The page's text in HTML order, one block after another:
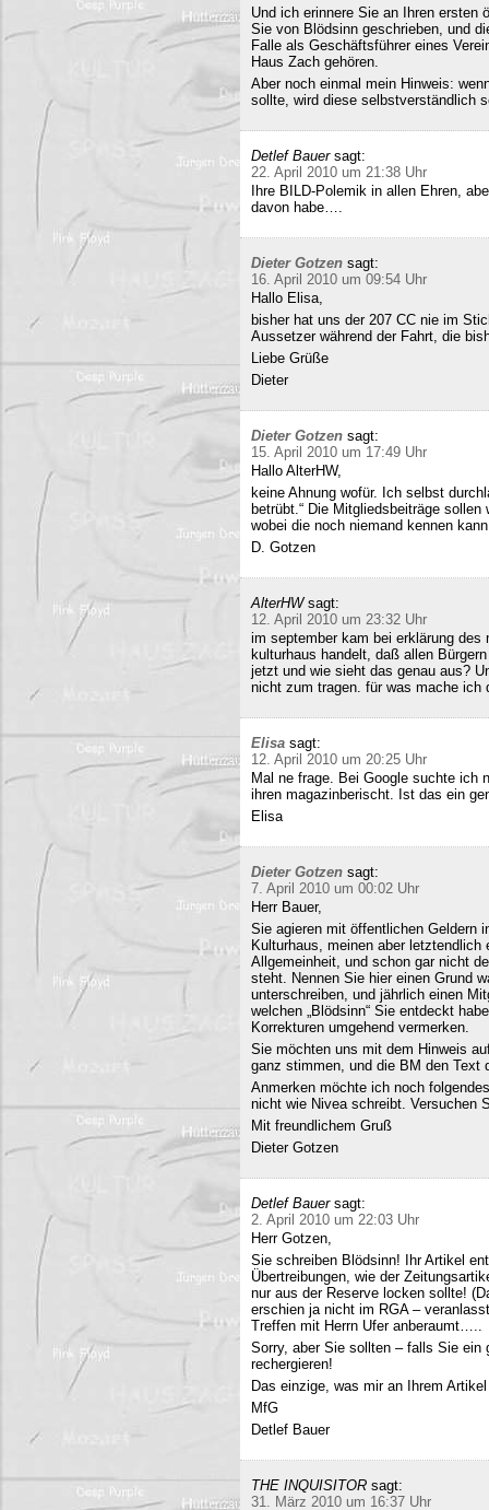
Und ich erinnere Sie an Ihren ersten
Sie von Blödsinn geschrieben, und
Falle als Geschäftsführer eines
Haus Zach gehören.
Aber noch einmal mein Hinweis:
sollte, wird diese selbstverständlich
Detlef Bauer sagt:
22. April 2010 um 21:38 Uhr
Ihre BILD-Polemik in allen Ehren,
davon habe….
Dieter Gotzen sagt:
16. April 2010 um 09:54 Uhr
Hallo Elisa,
bisher hat uns der 207 CC nie im
Aussetzer während der Fahrt, die
Liebe Grüße
Dieter
Dieter Gotzen sagt:
15. April 2010 um 17:49 Uhr
Hallo AlterHW,
keine Ahnung wofür. Ich selbst
betrübt.“ Die Mitgliedsbeiträge
wobei die noch niemand kennen
D. Gotzen
AlterHW sagt:
12. April 2010 um 23:32 Uhr
im september kam bei erklärung
kulturhaus handelt, daß allen
jetzt und wie sieht das genau aus?
nicht zum tragen. für was mache ich
Elisa sagt:
12. April 2010 um 20:25 Uhr
Mal ne frage. Bei Google suchte ich
ihren magazinberischt. Ist das ein
Elisa
Dieter Gotzen sagt:
7. April 2010 um 00:02 Uhr
Herr Bauer,
Sie agieren mit öffentlichen Geldern
Kulturhaus, meinen aber
Allgemeinheit, und schon gar nicht
steht. Nennen Sie hier einen Grund
unterschreiben, und jährlich einen
welchen „Blödsinn“ Sie entdeckt
Korrekturen umgehend vermerken.
Sie möchten uns mit dem Hinweis
ganz stimmen, und die BM den Text
Anmerken möchte ich noch
nicht wie Nivea schreibt. Versuchen
Mit freundlichem Gruß
Dieter Gotzen
Detlef Bauer sagt:
2. April 2010 um 22:03 Uhr
Herr Gotzen,
Sie schreiben Blödsinn! Ihr Artikel
Übertreibungen, wie der
nur aus der Reserve locken sollte!
erschien ja nicht im RGA –
Treffen mit Herrn Ufer anberaumt…..
Sorry, aber Sie sollten – falls Sie ein
rechergieren!
Das einzige, was mir an Ihrem
MfG
Detlef Bauer
THE INQUISITOR sagt:
31. März 2010 um 16:37 Uhr